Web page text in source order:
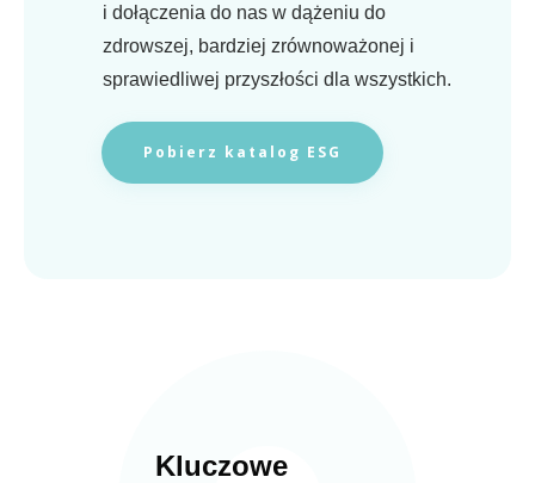
i dołączenia do nas w dążeniu do
zdrowszej, bardziej zrównoważonej i
sprawiedliwej przyszłości dla wszystkich.
Pobierz katalog ESG
Kluczowe